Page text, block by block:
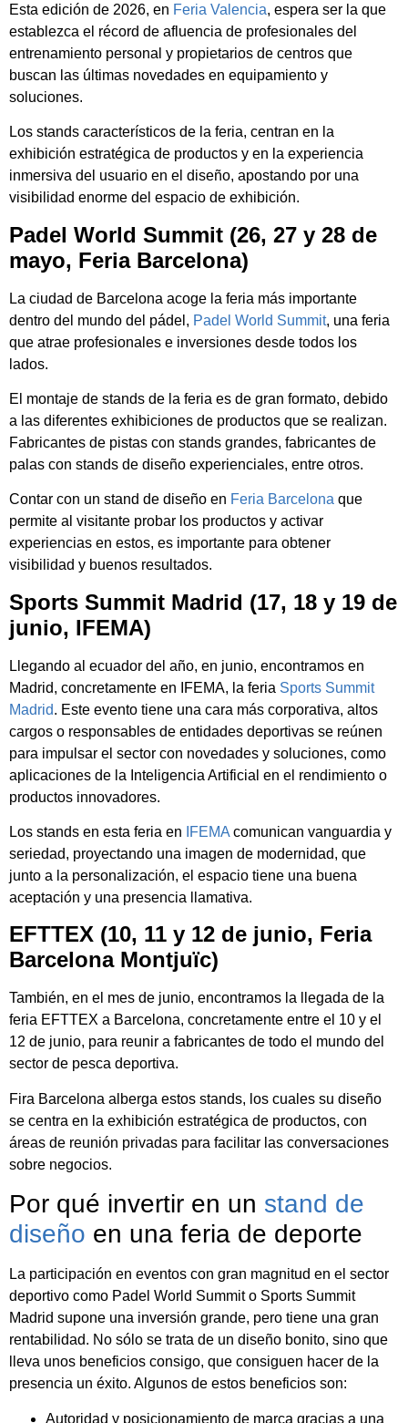
Esta edición de 2026, en Feria Valencia, espera ser la que
establezca el récord de afluencia de profesionales del
entrenamiento personal y propietarios de centros que
buscan las últimas novedades en equipamiento y
soluciones.
Los stands característicos de la feria, centran en la
exhibición estratégica de productos y en la experiencia
inmersiva del usuario en el diseño, apostando por una
visibilidad enorme del espacio de exhibición.
Padel World Summit (26, 27 y 28 de
mayo, Feria Barcelona)
La ciudad de Barcelona acoge la feria más importante
dentro del mundo del pádel, Padel World Summit, una feria
que atrae profesionales e inversiones desde todos los
lados.
El montaje de stands de la feria es de gran formato, debido
a las diferentes exhibiciones de productos que se realizan.
Fabricantes de pistas con stands grandes, fabricantes de
palas con stands de diseño experienciales, entre otros.
Contar con un stand de diseño en Feria Barcelona que
permite al visitante probar los productos y activar
experiencias en estos, es importante para obtener
visibilidad y buenos resultados.
Sports Summit Madrid (17, 18 y 19 de
junio, IFEMA)
Llegando al ecuador del año, en junio, encontramos en
Madrid, concretamente en IFEMA, la feria Sports Summit
Madrid. Este evento tiene una cara más corporativa, altos
cargos o responsables de entidades deportivas se reúnen
para impulsar el sector con novedades y soluciones, como
aplicaciones de la Inteligencia Artificial en el rendimiento o
productos innovadores.
Los stands en esta feria en IFEMA comunican vanguardia y
seriedad, proyectando una imagen de modernidad, que
junto a la personalización, el espacio tiene una buena
aceptación y una presencia llamativa.
EFTTEX (10, 11 y 12 de junio, Feria
Barcelona Montjuïc)
También, en el mes de junio, encontramos la llegada de la
feria EFTTEX a Barcelona, concretamente entre el 10 y el
12 de junio, para reunir a fabricantes de todo el mundo del
sector de pesca deportiva.
Fira Barcelona alberga estos stands, los cuales su diseño
se centra en la exhibición estratégica de productos, con
áreas de reunión privadas para facilitar las conversaciones
sobre negocios.
Por qué invertir en un stand de
diseño en una feria de deporte
La participación en eventos con gran magnitud en el sector
deportivo como Padel World Summit o Sports Summit
Madrid supone una inversión grande, pero tiene una gran
rentabilidad. No sólo se trata de un diseño bonito, sino que
lleva unos beneficios consigo, que consiguen hacer de la
presencia un éxito. Algunos de estos beneficios son:
Autoridad y posicionamiento de marca gracias a una